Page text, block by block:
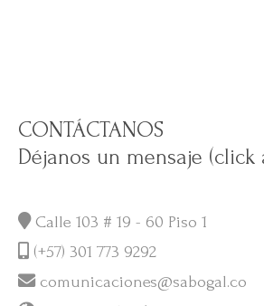
CONTÁCTANOS
Déjanos un mensaje (click
Calle 103 # 19 - 60 Piso 1
(+57) 301 773 9292
comunicaciones@sabogal.co